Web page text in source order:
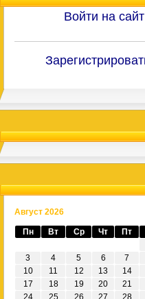
Войти на сайт
Август 2026
Пн Вт Ср Чт Пт
3
4 5 6 7
10
11 12 13 14
17
18 19 20 21
24
25 26 27 28